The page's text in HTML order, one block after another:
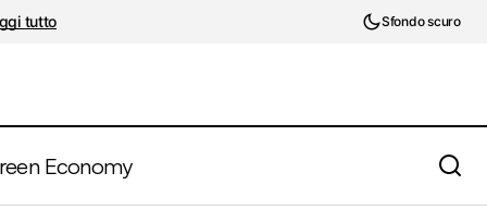
tutto Sfondo scuro
Economy